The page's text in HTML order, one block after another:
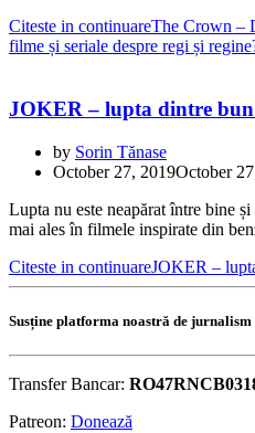
Citeste in continuareThe Crown –
filme și seriale despre regi și
JOKER – lupta dintre
by Sorin Tănase
October 27, 2019October
Lupta nu este neapărat între bine
mai ales în filmele inspirate din
Citeste in continuareJOKER –
Susține platforma noastră de
Transfer Bancar:
Patreon: Donează